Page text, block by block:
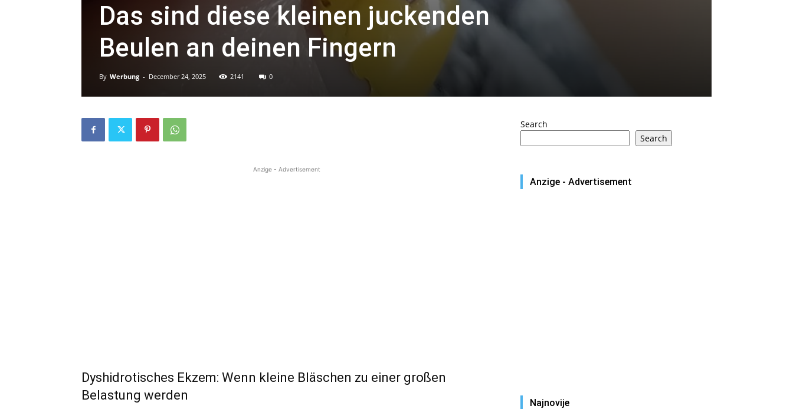
Das sind diese kleinen juckenden
Beulen an deinen Fingern
By Werbung - December 24, 2025 2141 0
Anzige - Advertisement
Dyshidrotisches Ekzem: Wenn kleine Bläschen zu einer großen
Belastung werden
Search
Search
Anzige - Advertisement
Najnovije